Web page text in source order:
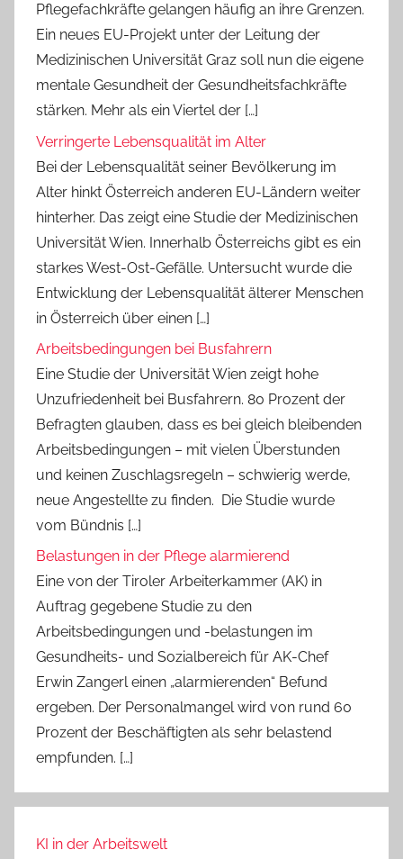
Pflegefachkräfte gelangen häufig an ihre Grenzen.
Ein neues EU-Projekt unter der Leitung der
Medizinischen Universität Graz soll nun die eigene
mentale Gesundheit der Gesundheitsfachkräfte
stärken. Mehr als ein Viertel der […]
Verringerte Lebensqualität im Alter
Bei der Lebensqualität seiner Bevölkerung im
Alter hinkt Österreich anderen EU-Ländern weiter
hinterher. Das zeigt eine Studie der Medizinischen
Universität Wien. Innerhalb Österreichs gibt es ein
starkes West-Ost-Gefälle. Untersucht wurde die
Entwicklung der Lebensqualität älterer Menschen
in Österreich über einen […]
Arbeitsbedingungen bei Busfahrern
Eine Studie der Universität Wien zeigt hohe
Unzufriedenheit bei Busfahrern. 80 Prozent der
Befragten glauben, dass es bei gleich bleibenden
Arbeitsbedingungen – mit vielen Überstunden
und keinen Zuschlagsregeln – schwierig werde,
neue Angestellte zu finden. Die Studie wurde
vom Bündnis […]
Belastungen in der Pflege alarmierend
Eine von der Tiroler Arbeiterkammer (AK) in
Auftrag gegebene Studie zu den
Arbeitsbedingungen und -belastungen im
Gesundheits- und Sozialbereich für AK-Chef
Erwin Zangerl einen „alarmierenden“ Befund
ergeben. Der Personalmangel wird von rund 60
Prozent der Beschäftigten als sehr belastend
empfunden. […]
KI in der Arbeitswelt